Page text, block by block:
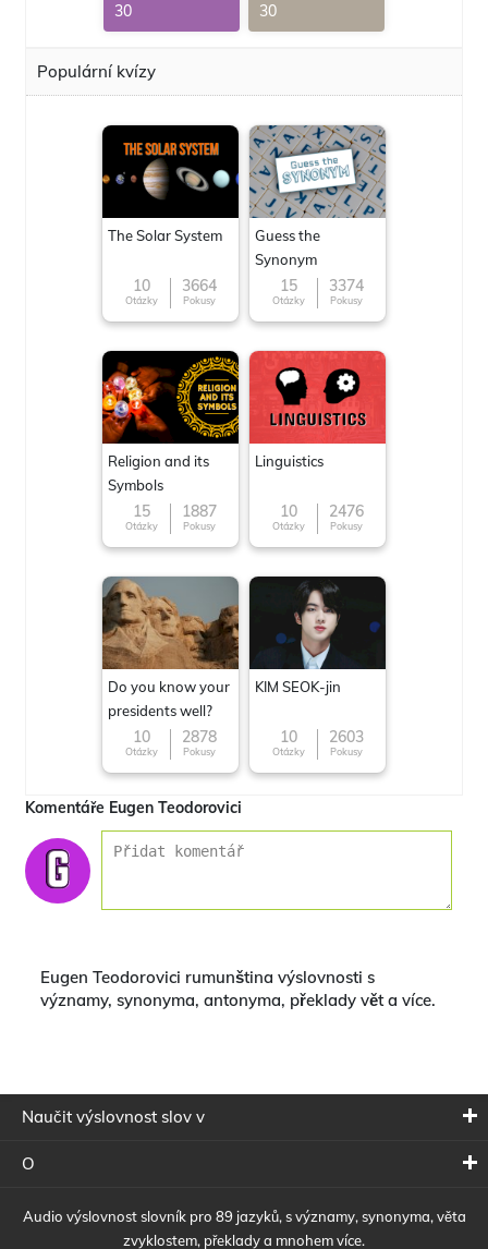
30 30
Populární kvízy
The Solar System
10
Otázky
3664
Pokusy
Guess the
Synonym
15
Otázky
3374
Pokusy
Religion and its
Symbols
15
Otázky
1887
Pokusy
Linguistics
10
Otázky
2476
Pokusy
Do you know your
presidents well?
10
Otázky
2878
Pokusy
KIM SEOK-jin
10
Otázky
2603
Pokusy
Komentáře Eugen Teodorovici
Eugen Teodorovici rumunština výslovnosti s
významy, synonyma, antonyma, překlady vět a více.
Naučit výslovnost slov v
O
Audio výslovnost slovník pro 89 jazyků, s významy, synonyma, věta
zvyklostem, překlady a mnohem více.